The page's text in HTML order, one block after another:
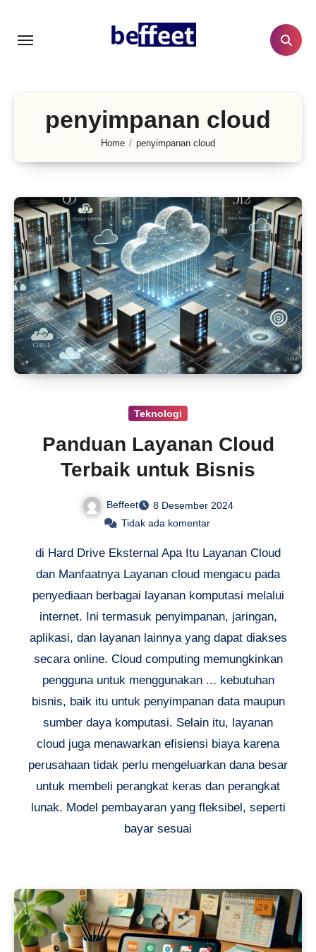
konten
penyimpanan cloud
Home penyimpanan cloud
Teknologi
Panduan Layanan Cloud
Terbaik untuk Bisnis
Beffeet
8 Desember 2024
Tidak ada komentar
di Hard Drive Eksternal Apa Itu Layanan Cloud
dan Manfaatnya Layanan cloud mengacu pada
penyediaan berbagai layanan komputasi melalui
internet. Ini termasuk penyimpanan, jaringan,
aplikasi, dan layanan lainnya yang dapat diakses
secara online. Cloud computing memungkinkan
pengguna untuk menggunakan ... kebutuhan
bisnis, baik itu untuk penyimpanan data maupun
sumber daya komputasi. Selain itu, layanan
cloud juga menawarkan efisiensi biaya karena
perusahaan tidak perlu mengeluarkan dana besar
untuk membeli perangkat keras dan perangkat
lunak. Model pembayaran yang fleksibel, seperti
bayar sesuai